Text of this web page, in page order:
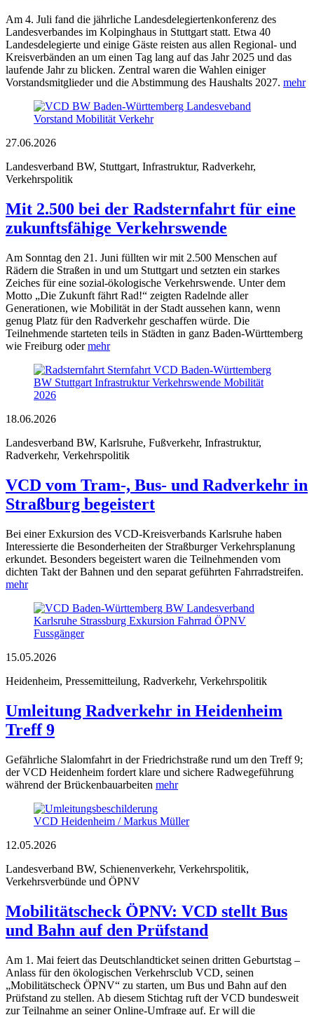
Am 4. Juli fand die jährliche Landesdelegiertenkonferenz des
Landesverbandes im Kolpinghaus in Stuttgart statt. Etwa 40
Landesdelegierte und einige Gäste reisten aus allen Regional- und
Kreisverbänden an um einen Tag lang auf das Jahr 2025 und das
laufende Jahr zu blicken. Zentral waren die Wahlen einiger
Vorstandsmitglieder und die Abstimmung des Haushalts 2027. mehr
27.06.2026
Landesverband BW, Stuttgart, Infrastruktur, Radverkehr,
Verkehrspolitik
Mit 2.500 bei der Radsternfahrt für eine
zukunftsfähige Verkehrswende
Am Sonntag den 21. Juni füllten wir mit 2.500 Menschen auf
Rädern die Straßen in und um Stuttgart und setzten ein starkes
Zeiches für eine sozial-ökologische Verkehrswende. Unter dem
Motto „Die Zukunft fährt Rad!“ zeigten Radelnde aller
Generationen, wie Mobilität in der Stadt aussehen kann, wenn
genug Platz für den Radverkehr geschaffen würde. Die
Teilnehmende starteten teils in Städten in ganz Baden-Württemberg
wie Freiburg odermehr
18.06.2026
Landesverband BW, Karlsruhe, Fußverkehr, Infrastruktur,
Radverkehr, Verkehrspolitik
VCD vom Tram-, Bus- und Radverkehr in
Straßburg begeistert
Bei einer Exkursion des VCD-Kreisverbands Karlsruhe haben
Interessierte die Besonderheiten der Straßburger Verkehrsplanung
erkundet. Besonders begeistert waren die Teilnehmenden vom
dichten Takt der Bahnen und den separat geführten Fahrradstreifen.
mehr
15.05.2026
Heidenheim, Pressemitteilung, Radverkehr, Verkehrspolitik
Umleitung Radverkehr in Heidenheim
Treff 9
Gefährliche Slalomfahrt in der Friedrichstraße rund um den Treff 9;
der VCD Heidenheim fordert klare und sichere Radwegeführung
während der Brückenbauarbeiten mehr
VCD Heidenheim / Markus Müller
12.05.2026
Landesverband BW, Schienenverkehr, Verkehrspolitik,
Verkehrsverbünde und ÖPNV
Mobilitätscheck ÖPNV: VCD stellt Bus
und Bahn auf den Prüfstand
Am 1. Mai feiert das Deutschlandticket seinen dritten Geburtstag –
Anlass für den ökologischen Verkehrsclub VCD, seinen
„Mobilitätscheck ÖPNV“ zu starten, um Bus und Bahn auf den
Prüfstand zu stellen. Ab diesem Stichtag ruft der VCD bundesweit
zur Teilnahme an seiner Online-Umfrage auf. Er will die